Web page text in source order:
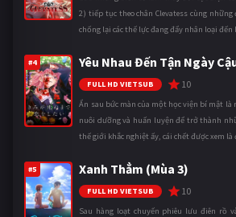
2) tiếp tục theo chân Clevatess cùng
chống lại các thế lực đang đẩy nhân loại đến
#4 Yêu Nhau Đến Tận Ngày
FULL HD VIETSUB 10
Ẩn sau bức màn của một học viện bí mật là
nuôi dưỡng và huấn luyện để trở thành
thế giới khắc nghiệt ấy, cái chết được xem
#5 Xanh Thẳm (Mùa 3)
FULL HD VIETSUB 10
Sau hàng loạt chuyến phiêu lưu điên rồ